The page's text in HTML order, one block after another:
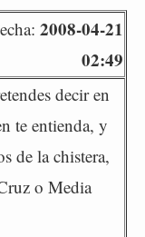
2008-04-21
02:49
decir en
te entienda, y
de la chistera,
o Media